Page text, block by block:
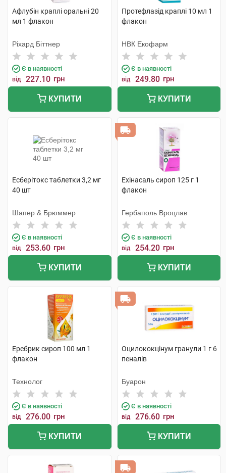
Афлубін краплі оральні 20
мл 1 флакон
Ріхард Біттнер
Є в наявності
від 227.10 грн
КУПИТИ
Протефлазід краплі 10 мл 1
флакон
НВК Екофарм
Є в наявності
від 249.80 грн
КУПИТИ
Есберітокс таблетки 3,2 мг
40 шт
Шапер & Брюммер
Є в наявності
від 253.60 грн
КУПИТИ
Ехінасаль сироп 125 г 1
флакон
Гербаполь Вроцлав
Є в наявності
від 254.20 грн
КУПИТИ
Еребрик сироп 100 мл 1
флакон
Технолог
Є в наявності
від 276.00 грн
КУПИТИ
Оцилококцінум гранули 1 г 6
пеналів
Буарон
Є в наявності
від 276.60 грн
КУПИТИ